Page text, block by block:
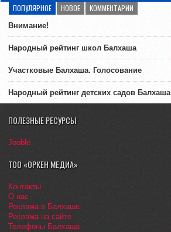
ПОПУЛЯРНОЕ НОВОЕ КОММЕНТАРИИ
Внимание!
Народный рейтинг школ Балхаша
Участковые Балхаша. Голосование
Народный рейтинг детских садов Балхаша
ПОЛЕЗНЫЕ РЕСУРСЫ
Jooble
ТОО «ОРКЕН МЕДИА»
Контакты
О нас
Реклама в Балхаше
Реклама на сайте
Телефоны Балхаша